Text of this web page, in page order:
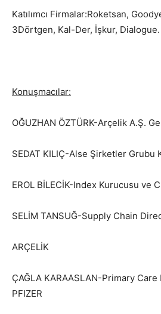
Katılımcı Firmalar:Roketsan,
3Dörtgen, Kal-Der, İşkur, Dialogue.
Konuşmacılar:
OĞUZHAN ÖZTÜRK-Arçelik A.Ş.
SEDAT KILIÇ-Alse Şirketler Grubu
EROL BİLECİK-Index Kurucusu ve
SELİM TANSUĞ-Supply Chain
ARÇELİK
ÇAĞLA KARAASLAN-Primary
PFIZER